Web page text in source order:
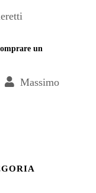
un
Massimo